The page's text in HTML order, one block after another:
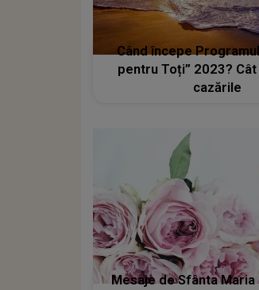
Când începe
pentru Toți” 2023?
cazările
Mesaje de Sfânta Maria